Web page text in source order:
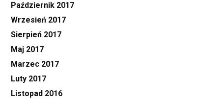
Październik 2017
Wrzesień 2017
Sierpień 2017
Maj 2017
Marzec 2017
Luty 2017
Listopad 2016